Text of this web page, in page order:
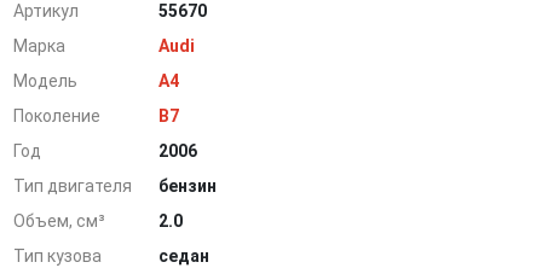
Артикул
55670
Марка
Audi
Модель
A4
Поколение
B7
Год
2006
Тип двигателя
бензин
Объем, см³
2.0
Тип кузова
седан